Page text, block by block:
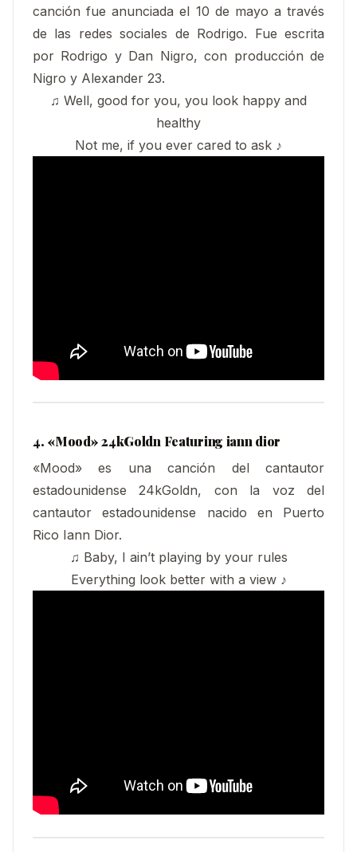
canción fue anunciada el 10 de mayo a través
de las redes sociales de Rodrigo. Fue escrita
por Rodrigo y Dan Nigro, con producción de
Nigro y Alexander 23.
♫ Well, good for you, you look happy and
healthy
Not me, if you ever cared to ask ♪
4. «Mood» 24kGoldn Featuring iann dior
«Mood» es una canción del cantautor
estadounidense 24kGoldn, con la voz del
cantautor estadounidense nacido en Puerto
Rico Iann Dior.
♫ Baby, I ain’t playing by your rules
Everything look better with a view ♪